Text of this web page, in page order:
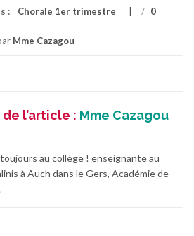
: Chorale 1er trimestre / 0
Mme Cazagou
l’article : Mme Cazagou
au collège ! enseignante au
à Auch dans le Gers, Académie de